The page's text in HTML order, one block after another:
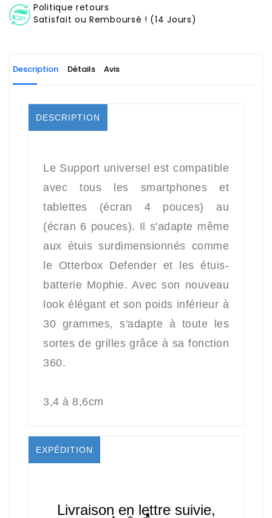
Politique retours
Satisfait ou Remboursé ! (14 Jours)
Description Détails Avis
DESCRIPTION
Le Support universel est compatible
avec tous les smartphones et
tablettes (écran 4 pouces) au
(écran 6 pouces). Il s'adapte même
aux étuis surdimensionnés comme
le Otterbox Defender et les étuis-
batterie Mophie. Avec son nouveau
look élégant et son poids inférieur à
30 grammes, s'adapte à toute les
sortes de grilles grâce à sa fonction
360.
3,4 à 8,6cm
EXPÉDITION
Livraison en lettre suivie,